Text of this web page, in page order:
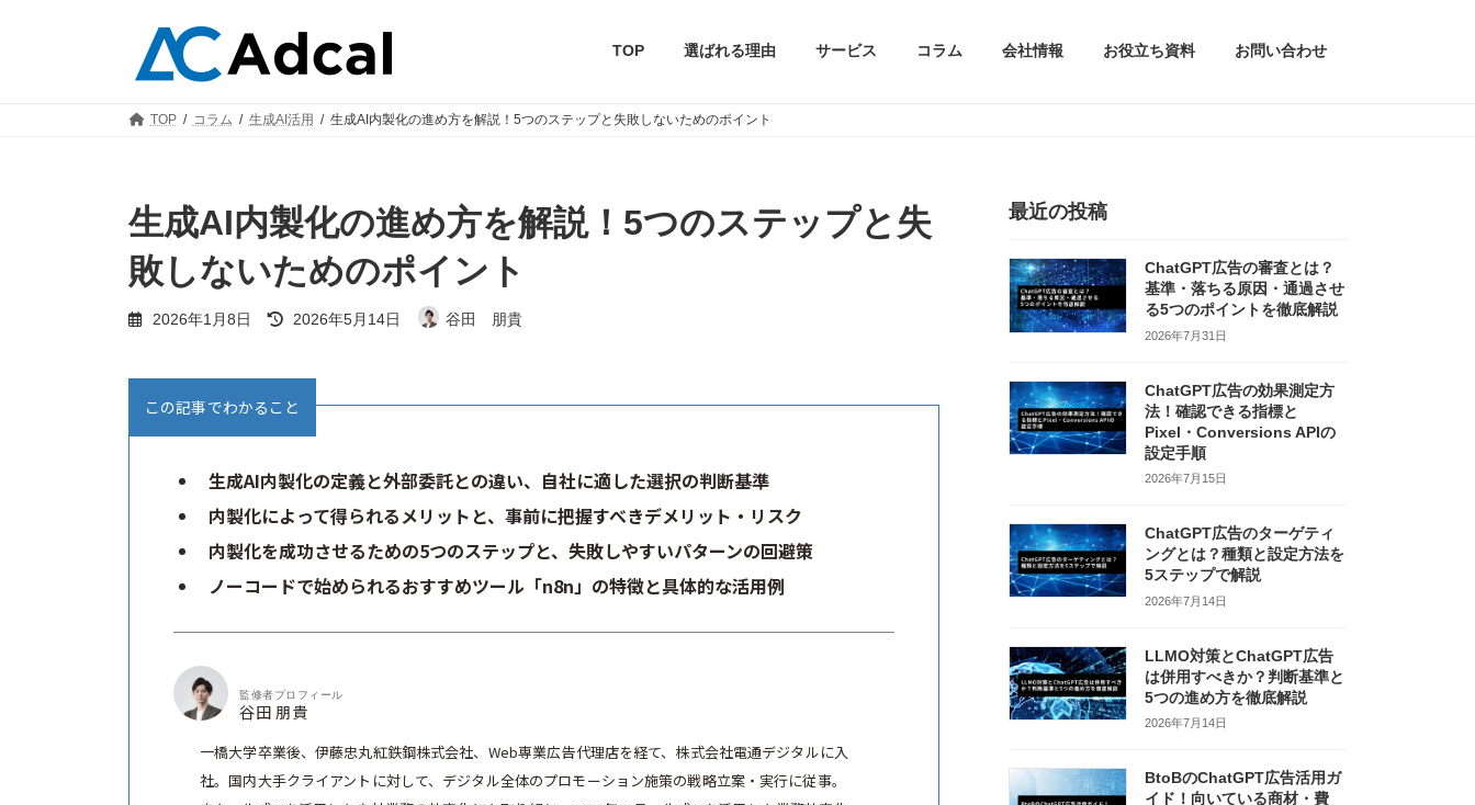
TOP 選ばれる理由 サービス コラム 会社情報 お役立ち資料 お問い合わせ
TOP コラム 生成AI活用 生成AI内製化の進め方を解説！5つのステップと失敗しないためのポイント
生成AI内製化の進め方を解説！5つのステップと失
敗しないためのポイント
2026年1月8日
最
終
時
2026年5月14日 谷田 朋貴
この記事でわかること
生成AI内製化の定義と外部委託との違い、自社に適した選択の判断基準
内製化によって得られるメリットと、事前に把握すべきデメリット・リスク
内製化を成功させるための5つのステップと、失敗しやすいパターンの回避策
ノーコードで始められるおすすめツール「n8n」の特徴と具体的な活用例
監修者プロフィール
谷田 朋貴
一橋大学卒業後、伊藤忠丸紅鉄鋼株式会社、Web専業広告代理店を経て、株式会社電通デジタルに入
社。国内大手クライアントに対して、デジタル全体のプロモーション施策の戦略立案・実行に従事。
最近の投稿
ChatGPT広告の審査とは？
基準・落ちる原因・通過させ
る5つのポイントを徹底解説
2026年7月31日
ChatGPT広告の効果測定方
法！確認できる指標と
Pixel・Conversions APIの
設定手順
2026年7月15日
ChatGPT広告のターゲティ
ングとは？種類と設定方法を
5ステップで解説
2026年7月14日
LLMO対策とChatGPT広告
は併用すべきか？判断基準と
5つの進め方を徹底解説
2026年7月14日
BtoBのChatGPT広告活用ガ
イド！向いている商材・費